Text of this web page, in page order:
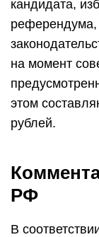
кандидата,
референдума,
на момент
этом
рублей.
РФ
В